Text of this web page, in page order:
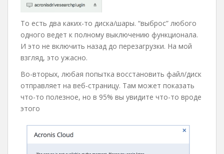
То есть два каких-то диска/шары. “выброс” любого
одного ведет к полному выключению функционала.
И это не включить назад до перезагрузки. На мой
взгляд, это ужасно.
Во-вторых, любая попытка восстановить файл/диск
отправляет на веб-страницу. Там может показать
что-то полезное, но в 95% вы увидите что-то вроде
этого